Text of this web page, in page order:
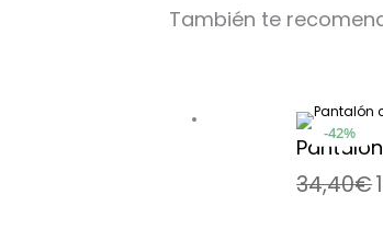
También te
42%
34,40€